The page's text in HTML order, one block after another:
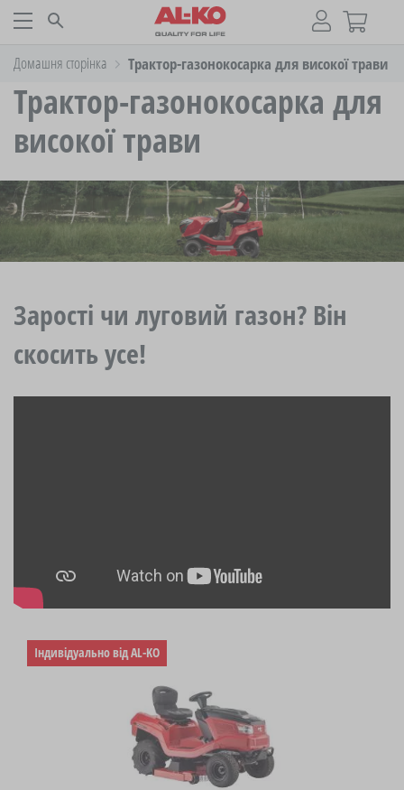
Домашня сторінка Трактор-газонокосарка для високої трави
Трактор-газонокосарка для
високої трави
Зарості чи луговий газон? Він
скосить усе!
Індивідуально від AL-KO